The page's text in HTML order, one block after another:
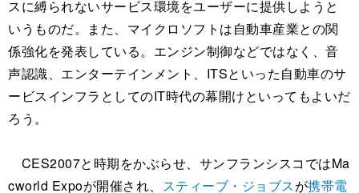
スに縛られないサービス環境をユーザーに提供しようと
いうものだ。また、マイクロソフトは自動車産業との関
係強化を発表している。エンジン制御などではなく、音
声認識、エンターテインメント、ITSといった自動車のサ
ービスインフラとしてのIT時代の幕開けといってもよいだ
ろう。
CES2007と時期をかぶらせ、サンフランシスコではMa
cworld Expoが開催され、 スティーブ・ジョブスが携帯電